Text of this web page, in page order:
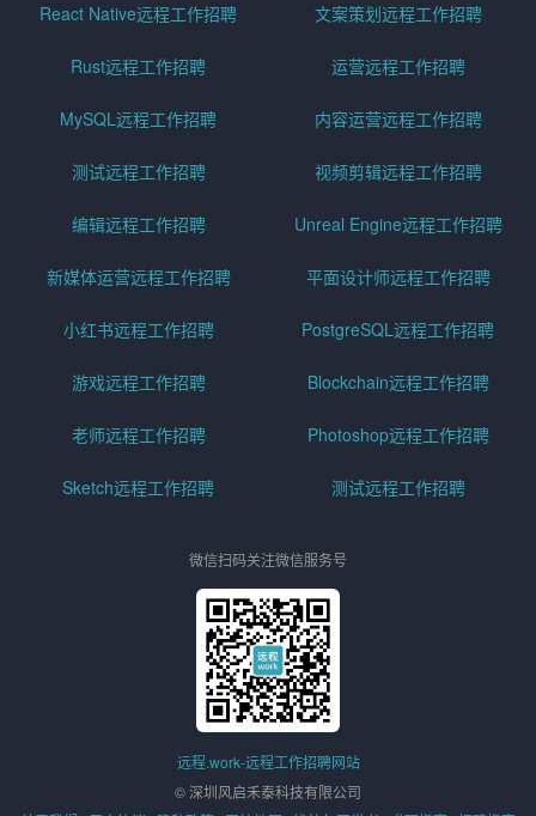
React Native远程工作招聘 文案策划远程工作招聘
Rust远程工作招聘 运营远程工作招聘
MySQL远程工作招聘 内容运营远程工作招聘
测试远程工作招聘 视频剪辑远程工作招聘
编辑远程工作招聘 Unreal Engine远程工作招聘
新媒体运营远程工作招聘 平面设计师远程工作招聘
小红书远程工作招聘 PostgreSQL远程工作招聘
游戏远程工作招聘 Blockchain远程工作招聘
老师远程工作招聘 Photoshop远程工作招聘
Sketch远程工作招聘 测试远程工作招聘
微信扫码关注微信服务号
远程.work-远程工作招聘网站
© 深圳风启禾泰科技有限公司